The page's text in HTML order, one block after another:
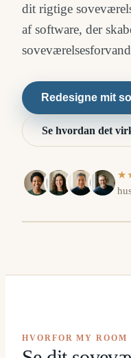
dit rigtige
af software, der
Redesigne mit
Se hvordan det
FØR
HVORFOR MY ROOM